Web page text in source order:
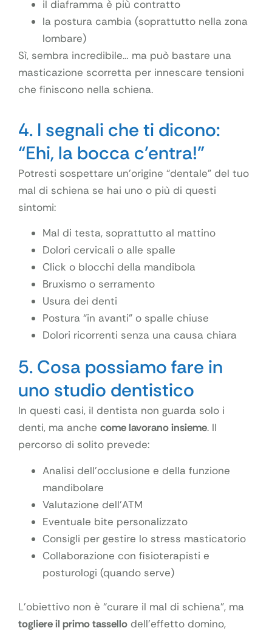
il diaframma è più contratto
la postura cambia (soprattutto nella zona
lombare)
Sì, sembra incredibile… ma può bastare una
masticazione scorretta per innescare tensioni
che finiscono nella schiena.
4. I segnali che ti dicono:
“Ehi, la bocca c’entra!”
Potresti sospettare un’origine “dentale” del tuo
mal di schiena se hai uno o più di questi
sintomi:
Mal di testa, soprattutto al mattino
Dolori cervicali o alle spalle
Click o blocchi della mandibola
Bruxismo o serramento
Usura dei denti
Postura “in avanti” o spalle chiuse
Dolori ricorrenti senza una causa chiara
5. Cosa possiamo fare in
uno studio dentistico
In questi casi, il dentista non guarda solo i
denti, ma anche come lavorano insieme. Il
percorso di solito prevede:
Analisi dell’occlusione e della funzione
mandibolare
Valutazione dell’ATM
Eventuale bite personalizzato
Consigli per gestire lo stress masticatorio
Collaborazione con fisioterapisti e
posturologi (quando serve)
L’obiettivo non è “curare il mal di schiena”, ma
togliere il primo tassello dell’effetto domino,